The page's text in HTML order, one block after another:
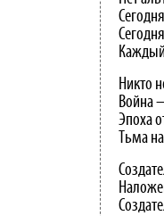
Никто
Война
Эпоха
Тьма